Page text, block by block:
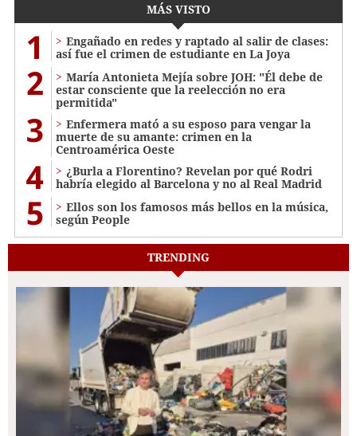
MÁS VISTO
1
Engañado en redes y raptado al salir de clases:
así fue el crimen de estudiante en La Joya
2
María Antonieta Mejía sobre JOH: "Él debe de
estar consciente que la reelección no era
permitida"
3
Enfermera mató a su esposo para vengar la
muerte de su amante: crimen en la
Centroamérica Oeste
4
¿Burla a Florentino? Revelan por qué Rodri
habría elegido al Barcelona y no al Real Madrid
5
Ellos son los famosos más bellos en la música,
según People
TRENDING